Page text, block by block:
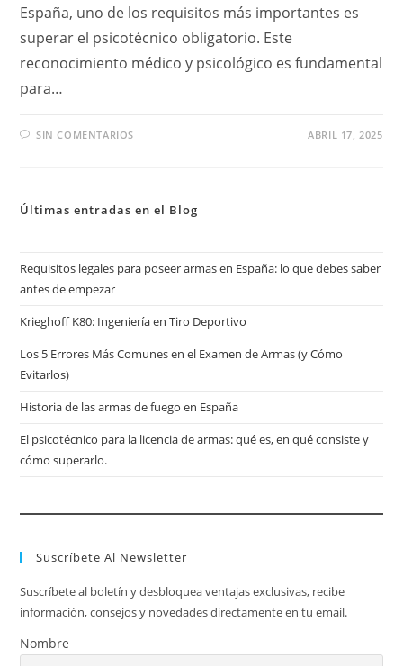
España, uno de los requisitos más importantes es
superar el psicotécnico obligatorio. Este
reconocimiento médico y psicológico es fundamental
para…
SIN COMENTARIOS ABRIL 17, 2025
Últimas entradas en el Blog
Requisitos legales para poseer armas en España: lo que debes saber
antes de empezar
Krieghoff K80: Ingeniería en Tiro Deportivo
Los 5 Errores Más Comunes en el Examen de Armas (y Cómo
Evitarlos)
Historia de las armas de fuego en España
El psicotécnico para la licencia de armas: qué es, en qué consiste y
cómo superarlo.
Suscríbete Al Newsletter
Suscríbete al boletín y desbloquea ventajas exclusivas, recibe
información, consejos y novedades directamente en tu email.
Nombre